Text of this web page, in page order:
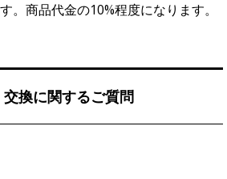
。商品代金の10%程度になります。
換に関するご質問